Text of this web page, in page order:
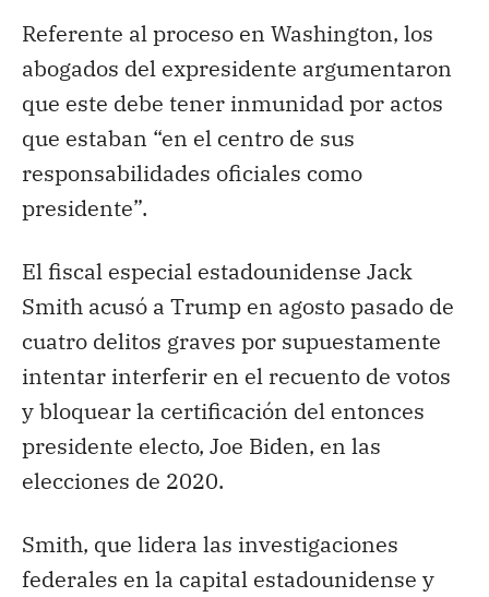
Referente al proceso en Washington, los
abogados del expresidente argumentaron
que este debe tener inmunidad por actos
que estaban “en el centro de sus
responsabilidades oficiales como
presidente”.
El fiscal especial estadounidense Jack
Smith acusó a Trump en agosto pasado de
cuatro delitos graves por supuestamente
intentar interferir en el recuento de votos
y bloquear la certificación del entonces
presidente electo, Joe Biden, en las
elecciones de 2020.
Smith, que lidera las investigaciones
federales en la capital estadounidense y